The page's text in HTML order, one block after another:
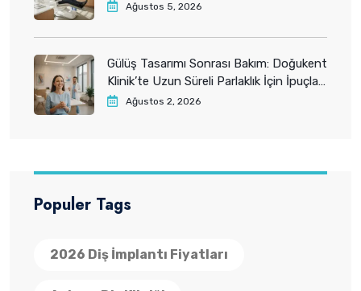
Ağustos 5, 2026
Gülüş Tasarımı Sonrası Bakım: Doğukent
Klinik’te Uzun Süreli Parlaklık İçin İpuçları
2026Ağustos 2, 2026
Populer Tags
2026 Diş İmplantı Fiyatları